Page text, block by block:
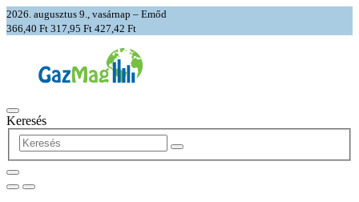
2026. augusztus 9., vasárnap – Emőd
366,40 Ft 317,95 Ft 427,42 Ft
Keresés